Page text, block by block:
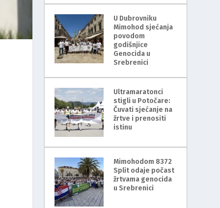
U Dubrovniku
Mimohod sjećanja
povodom
godišnjice
Genocida u
Srebrenici
Ultramaratonci
stigli u Potočare:
Čuvati sjećanje na
žrtve i prenositi
istinu
Mimohodom 8372
Split odaje počast
žrtvama genocida
u Srebrenici